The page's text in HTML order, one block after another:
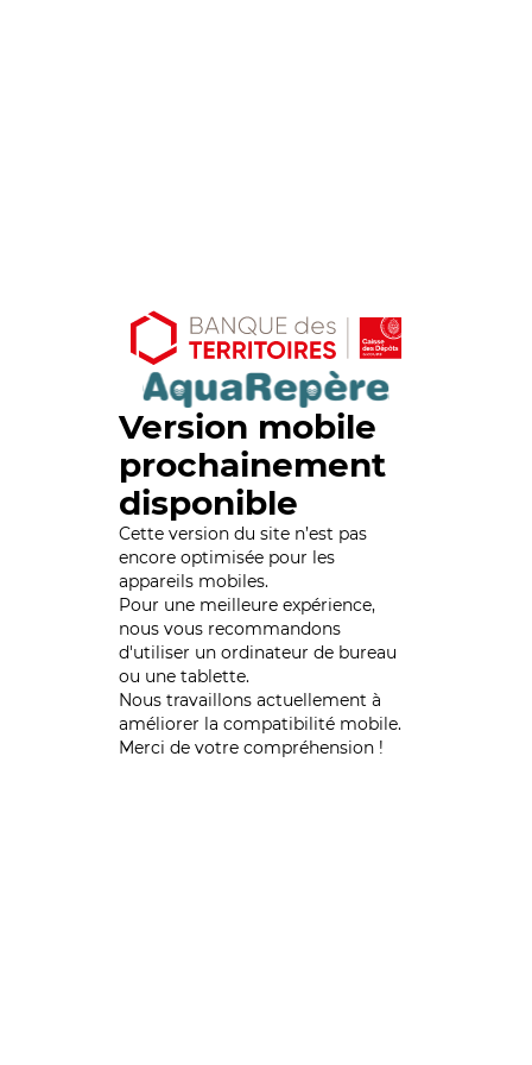
Version mobile
prochainement
disponible
Cette version du site n’est pas
encore optimisée pour les
appareils mobiles.
Pour une meilleure expérience,
nous vous recommandons
d'utiliser un ordinateur de bureau
ou une tablette.
Nous travaillons actuellement à
améliorer la compatibilité mobile.
Merci de votre compréhension !